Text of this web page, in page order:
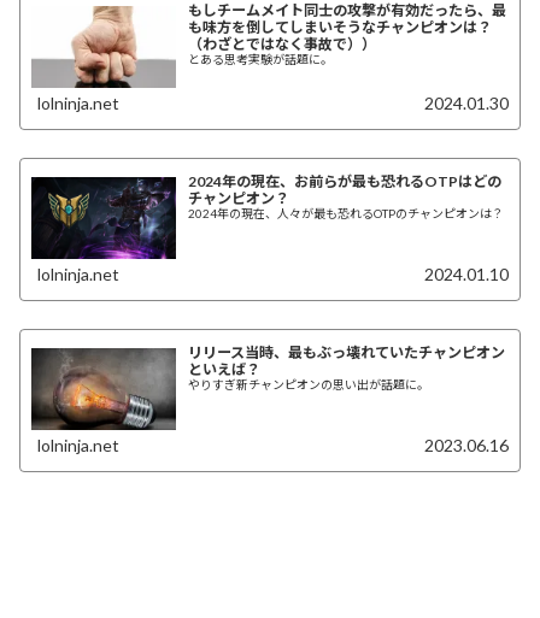
もしチームメイト同士の攻撃が有効だったら、最
も味方を倒してしまいそうなチャンピオンは？
（わざとではなく事故で））
とある思考実験が話題に。
lolninja.net 2024.01.30
2024年の現在、お前らが最も恐れるOTPはどの
チャンピオン？
2024年の現在、人々が最も恐れるOTPのチャンピオンは？
lolninja.net 2024.01.10
リリース当時、最もぶっ壊れていたチャンピオン
といえば？
やりすぎ新チャンピオンの思い出が話題に。
lolninja.net 2023.06.16